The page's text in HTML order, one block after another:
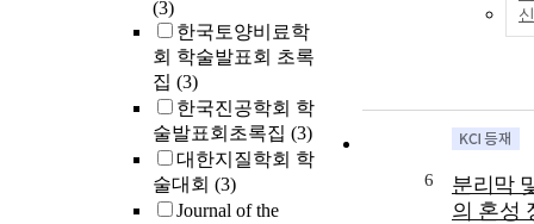
(3)
한국토양비료학
회 학술발표회 초록
집 (3)
한국진공학회 학
술발표회초록집 (3)
대한지질학회 학
술대회 (3)
Journal of the
6
분리막
의 혼성